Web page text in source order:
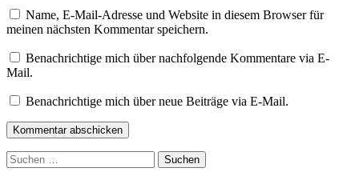
Name, E-Mail-Adresse und Website in diesem Browser für
meinen nächsten Kommentar speichern.
Benachrichtige mich über nachfolgende Kommentare via E-
Mail.
Benachrichtige mich über neue Beiträge via E-Mail.
Kommentar abschicken
Suchen